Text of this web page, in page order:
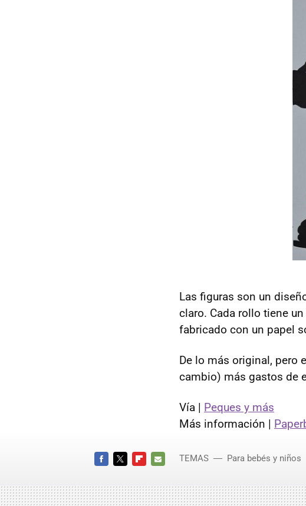
Las figuras son un
claro. Cada rollo tiene
fabricado con un papel
De lo más original, pero
cambio) más gastos de
Vía | Peques y más
Más información |
MAIL
TEMAS Para bebés y niños